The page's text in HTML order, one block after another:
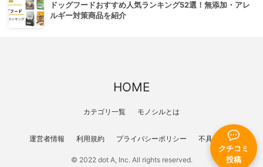
クチコミ
投稿
ドッグフードおすすめ人気ランキング52選！無添加・アレ
ルギー対策商品を紹介
HOME
カテゴリ一覧 モノシルとは
運営者情報 利用規約 プライバシーポリシー 不具合報告
© 2022 dot A, Inc. All rights reserved.